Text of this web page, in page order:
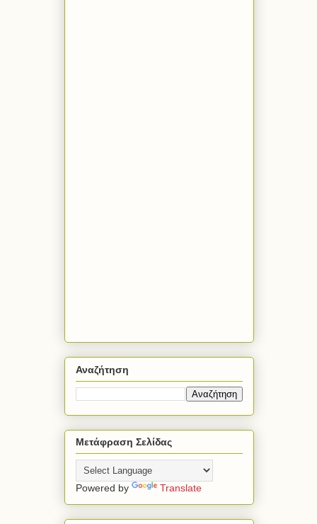
Αναζήτηση
Μετάφραση Σελίδας
Powered by Translate